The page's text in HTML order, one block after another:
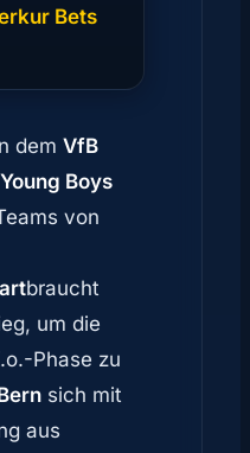
Bets
dem VfB
Young Boys
von
braucht
um die
Phase zu
sich mit
aus